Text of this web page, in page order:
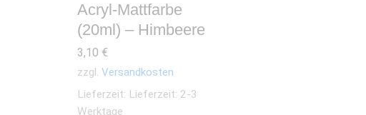
Acryl-Mattfarbe
(20ml) – Himbeere
3,10 €
zzgl. Versandkosten
Lieferzeit: Lieferzeit: 2-3
Werktage